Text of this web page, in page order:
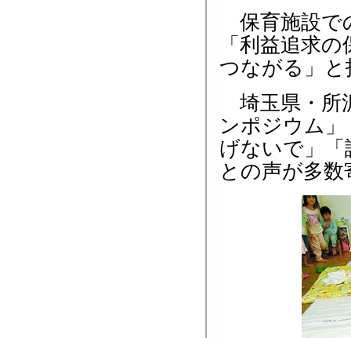
保育施設で
「利益追求
つながる」
埼玉県・所
ンポジウム
げないで」
との声が多